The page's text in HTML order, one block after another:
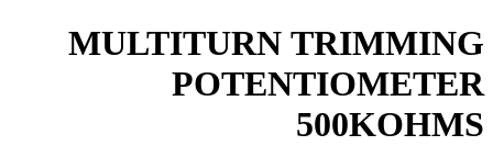
MULTITURN TRIMMING
POTENTIOMETER
500KOHMS